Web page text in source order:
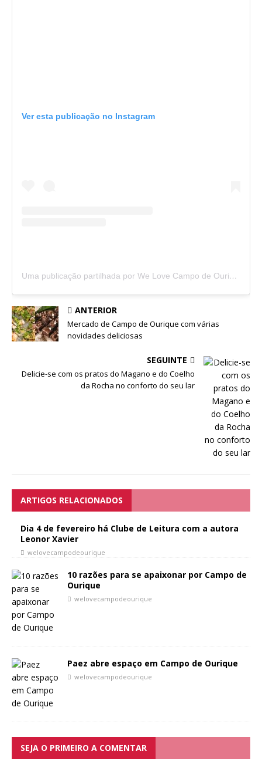
Ver esta publicação no Instagram
Uma publicação partilhada por We Love Campo de Ourique (@welovecampodeourique)
ANTERIOR
Mercado de Campo de Ourique com várias
novidades deliciosas
SEGUINTE
Delicie-se com os pratos do Magano e do Coelho
da Rocha no conforto do seu lar
ARTIGOS RELACIONADOS
Dia 4 de fevereiro há Clube de Leitura com a autora
Leonor Xavier
welovecampodeourique
10 razões para se apaixonar por Campo de
Ourique
welovecampodeourique
Paez abre espaço em Campo de Ourique
welovecampodeourique
SEJA O PRIMEIRO A COMENTAR